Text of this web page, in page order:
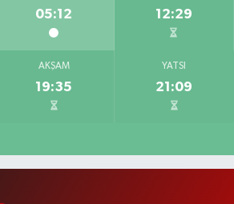
05:12 12:29
AKŞAM
19:35
YATSI
21:09